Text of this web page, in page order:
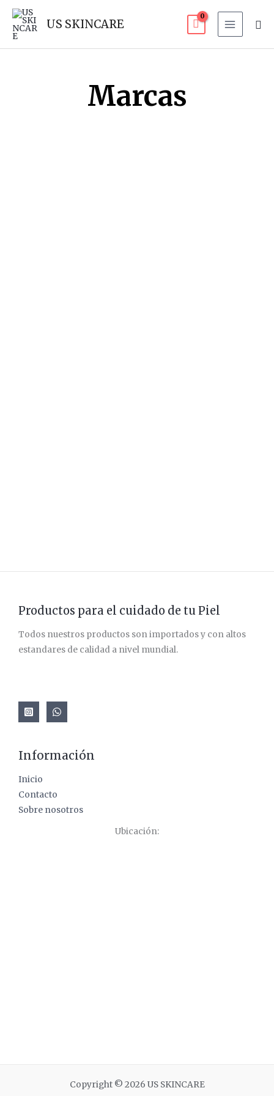
contenido
US SKINCARE
Marcas
Productos para el cuidado de tu Piel
Todos nuestros productos son importados y con altos
estandares de calidad a nivel mundial.
Información
Inicio
Contacto
Sobre nosotros
Ubicación:
Copyright © 2026 US SKINCARE